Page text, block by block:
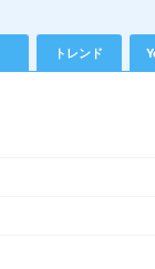
トレンド